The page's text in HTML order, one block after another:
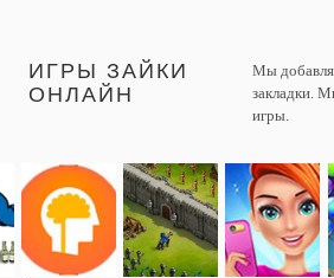
ИГРЫ ЗАЙКИ
ОНЛАЙН
Мы
закладки.
игры.